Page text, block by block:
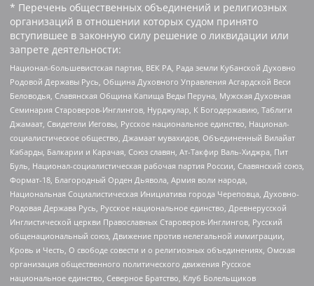
* Перечень общественных объединений и религиозных
организаций в отношении которых судом принято
вступившее в законную силу решение о ликвидации или
запрете деятельности:
Национал-большевистская партия, ВЕК РА, Рада земли Кубанской Духовно
Родовой Державы Русь, Община Духовного Управления Асгардской Веси
Беловодья, Славянская Община Капища Веды Перуна, Мужская Духовная
Семинария Староверов-Инглингов, Нурджулар, К Богодержавию, Таблиги
Джамаат, Свидетели Иеговы, Русское национальное единство, Национал-
социалистическое общество, Джамаат мувахидов, Объединенный Вилайат
Кабарды, Балкарии и Карачая, Союз славян, Ат-Такфир Валь-Хиджра, Пит
Буль, Национал-социалистическая рабочая партия России, Славянский союз,
Формат-18, Благородный Орден Дьявола, Армия воли народа,
Национальная Социалистическая Инициатива города Череповца, Духовно-
Родовая Держава Русь, Русское национальное единство, Древнерусской
Инглистической церкви Православных Староверов-Инглингов, Русский
общенациональный союз, Движение против нелегальной иммиграции,
Кровь и Честь, О свободе совести и о религиозных объединениях, Омская
организация общественного политического движения Русское
национальное единство, Северное Братство, Клуб Болельщиков